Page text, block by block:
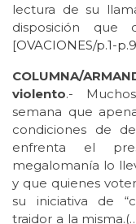
lectura de su
disposición
[OVACIONES/p.1-p.9
COLUMNA/
violento.-
semana que
condiciones de
enfrenta el
megalomanía lo
y que quienes
su iniciativa de
traidor a la